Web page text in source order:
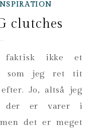
clutches
ikke et
som jeg ret tit
Jo, altså jeg
der er varer i
det er meget